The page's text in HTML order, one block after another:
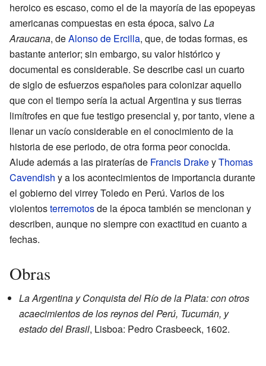
heroico es escaso, como el de la mayoría de las epopeyas
americanas compuestas en esta época, salvoLa
Araucana, deAlonso de Ercilla, que, de todas formas, es
bastante anterior; sin embargo, su valor histórico y
documental es considerable. Se describe casi un cuarto
de siglo de esfuerzos españoles para colonizar aquello
que con el tiempo sería la actual Argentina y sus tierras
limítrofes en que fue testigo presencial y, por tanto, viene a
llenar un vacío considerable en el conocimiento de la
historia de ese periodo, de otra forma peor conocida.
Alude además a las piraterías de Francis DrakeyThomas
Cavendish y a los acontecimientos de importancia durante
el gobierno del virrey Toledo en Perú. Varios de los
violentosterremotosde la época también se mencionan y
describen, aunque no siempre con exactitud en cuanto a
fechas.
Obras
La Argentina y Conquista del Río de la Plata: con otros
acaecimientos de los reynos del Perú, Tucumán, y
estado del Brasil, Lisboa: Pedro Crasbeeck, 1602.